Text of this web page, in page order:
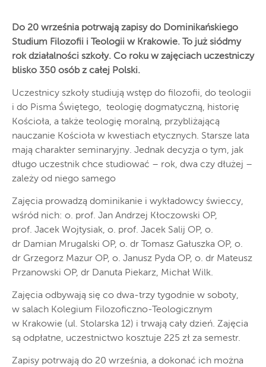
Do 20 września potrwają zapisy do Dominikańskiego
Studium Filozofii i Teologii w Krakowie. To już siódmy
rok działalności szkoły. Co roku w zajęciach uczestniczy
blisko 350 osób z całej Polski.
Uczestnicy szkoły studiują wstęp do filozofii, do teologii
i do Pisma Świętego, teologię dogmatyczną, historię
Kościoła, a także teologię moralną, przybliżającą
nauczanie Kościoła w kwestiach etycznych. Starsze lata
mają charakter seminaryjny. Jednak decyzja o tym, jak
długo uczestnik chce studiować – rok, dwa czy dłużej –
zależy od niego samego
Zajęcia prowadzą dominikanie i wykładowcy świeccy,
wśród nich: o. prof. Jan Andrzej Kłoczowski OP,
prof. Jacek Wojtysiak, o. prof. Jacek Salij OP, o.
dr Damian Mrugalski OP, o. dr Tomasz Gałuszka OP, o.
dr Grzegorz Mazur OP, o. Janusz Pyda OP, o. dr Mateusz
Przanowski OP, dr Danuta Piekarz, Michał Wilk.
Zajęcia odbywają się co dwa-trzy tygodnie w soboty,
w salach Kolegium Filozoficzno-Teologicznym
w Krakowie (ul. Stolarska 12) i trwają cały dzień. Zajęcia
są odpłatne, uczestnictwo kosztuje 225 zł za semestr.
Zapisy potrwają do 20 września, a dokonać ich można